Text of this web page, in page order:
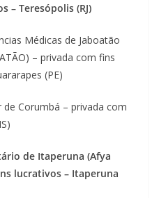
– Teresópolis (RJ)
Médicas de Jaboatão
– privada com fins
(PE)
Corumbá – privada com
de Itaperuna (Afya
lucrativos – Itaperuna